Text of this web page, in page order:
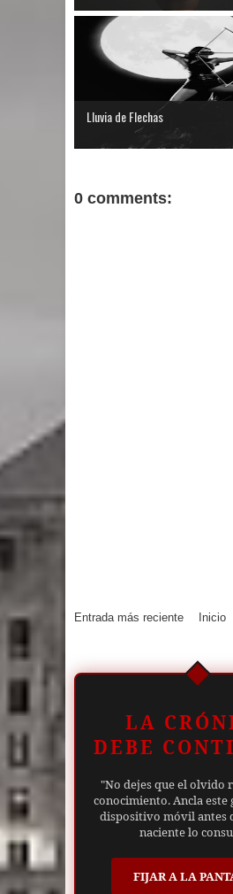
Lluvia de Flechas
0 comments:
Entrada más reciente Inicio
LA
DEBE
"No dejes que el olvido
conocimiento. Ancla
dispositivo móvil antes
naciente lo
FIJAR A LA